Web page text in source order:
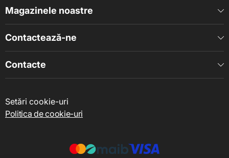
Consum curent - 120 mA
Temperatura de lucru - -20 ° С ~ + 60 ° С
Set complet standard
aparat foto
Cabluri de conectare (cablu de extensie RCA 6m)
Instrucțiuni de conectare
Magazinele noastre
Contactează-ne
Contacte
Setări cookie-uri
Politica de cookie-uri